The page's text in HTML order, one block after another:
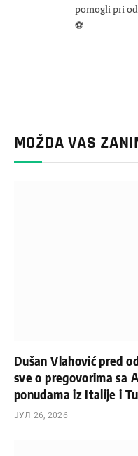
pomogli pri
⚽
MOŽDA VAS
Dušan Vlahović pred
sve o pregovorima sa
ponudama iz Italije i
ЈУЛ 26, 2026